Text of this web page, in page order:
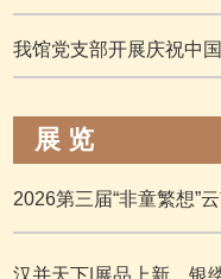
我馆党支部开展庆祝中
展 览
2026第三届“非童繁想”
汉并天下|展品上新，银